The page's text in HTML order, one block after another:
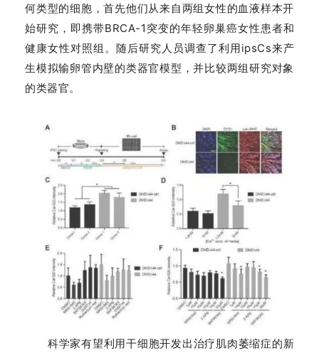
何类型的细胞，首先他们从来自两组女性的血液样本开
始研究，即携带BRCA-1突变的年轻卵巢癌女性患者和
健康女性对照组。随后研究人员调查了利用ipsCs来产
生模拟输卵管内壁的类器官模型，并比较两组研究对象
的类器官。
科学家有望利用干细胞开发出治疗肌肉萎缩症的新